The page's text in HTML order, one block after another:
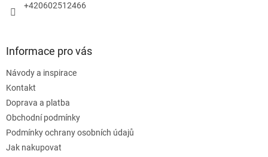
+420602512466
Informace pro vás
Návody a inspirace
Kontakt
Doprava a platba
Obchodní podmínky
Podmínky ochrany osobních údajů
Jak nakupovat